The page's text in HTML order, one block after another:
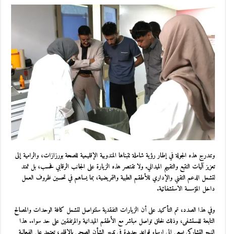
وتندرج هذه الجولة في إطار رؤية شاملة تتبناها المندوبية الإقليمية للصحة بورزازات، والرامية إلى
تعزيز آليات التتبع والتقييم الميداني. ولا تقتصر هذه الزيارة على الجانب الرقابي فحسب، بل تمتد
لتشمل الدعم التقني والإداري للأطقم الطبية والتمريضية، بما يساهم في تحسين ظروف العمل
داخل المؤسسة الاستشفائية.
وفي هذا الصدد، تم التأكيد على أن الزيارات التفقدية ستتواصل لتشمل كافة الوحدات والمصالح
التابعة للمستشفى، وذلك لخلق تواصل مباشر مع الأطقم الميدانية والمرتفقين على حد سواء. هذا